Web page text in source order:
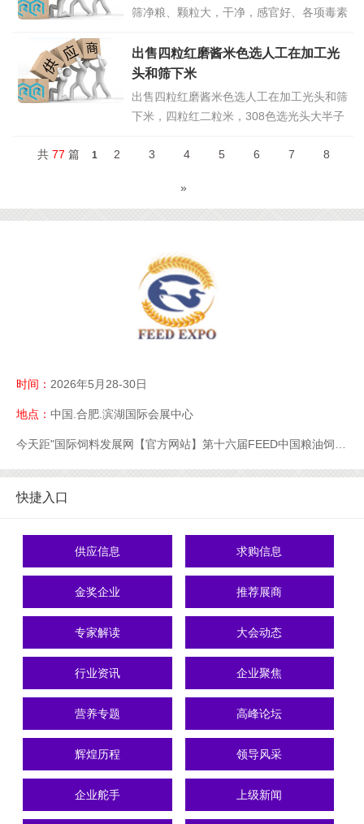
筛净粮、颗粒大，干净，感官好、各项毒素
（汽运、火运、装箱均可）出售内蒙赤峰
23年新季烘干玉米，容重740，水分14内、
颗粒整齐，霉变 1 以内，毒素200以内，入
国储、养殖首选！大量供应内蒙古赤峰点
出售四粒红磨酱米色选人工在加工光
头和筛下米
出售四粒红磨酱米色选人工在加工光头和筛
下米，四粒红二粒米，308色选光头大半子
二级油料米一车，有意者电话联系：
共77 篇 1 2 3 4 5 6 7 8
»
时间： 2026年5月28-30日
地点： 中国.合肥.滨湖国际会展中心
快捷入口
供应信息 求购信息
金奖企业 推荐展商
专家解读 大会动态
行业资讯 企业聚焦
营养专题 高峰论坛
辉煌历程 领导风采
企业舵手 上级新闻